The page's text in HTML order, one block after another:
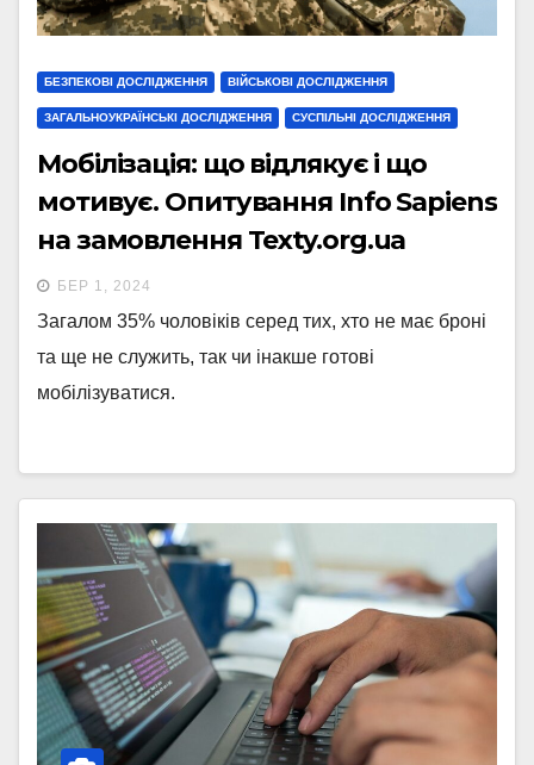
БЕЗПЕКОВІ ДОСЛІДЖЕННЯ ВІЙСЬКОВІ ДОСЛІДЖЕННЯ
ЗАГАЛЬНОУКРАЇНСЬКІ ДОСЛІДЖЕННЯ СУСПІЛЬНІ ДОСЛІДЖЕННЯ
Мобілізація: що відлякує і що
мотивує. Опитування Info Sapiens
на замовлення Texty.org.ua
БЕР 1, 2024
Загалом 35% чоловіків серед тих, хто не має броні
та ще не служить, так чи інакше готові
мобілізуватися.